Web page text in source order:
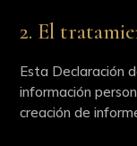
2. El
Esta Declaración
información
creación de